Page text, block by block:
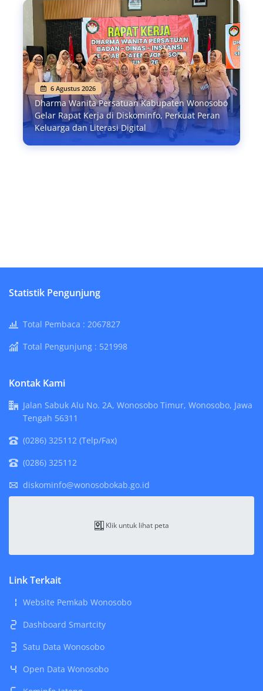
6 Agustus 2026
Dharma Wanita Persatuan Kabupaten Wonosobo
Gelar Rapat Kerja di Diskominfo, Perkuat Peran
Keluarga dan Literasi Digital
Statistik Pengunjung
Total Pembaca : 2067827
Total Pengunjung : 521998
Kontak Kami
Jalan Sabuk Alu No. 2A, Wonosobo Timur, Wonosobo, Jawa
Tengah 56311
(0286) 325112 (Telp/Fax)
(0286) 325112
diskominfo@wonosobokab.go.id
Klik untuk lihat peta
Link Terkait
Website Pemkab Wonosobo
Dashboard Smartcity
Satu Data Wonosobo
Open Data Wonosobo